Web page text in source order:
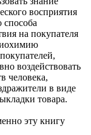
восприятия
способа
на покупателя
воздействовать
человека,
в виде
товара.
эту книгу